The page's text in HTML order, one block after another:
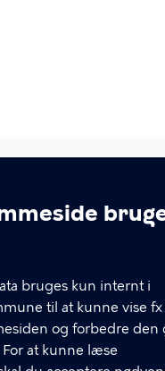
bruges kun internt i
til at kunne vise
og forbedre den
at kunne læse
Kommune
her